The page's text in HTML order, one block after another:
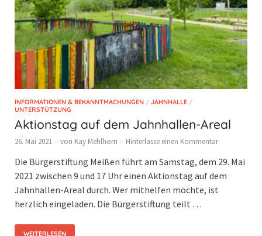
INFORMATIONEN & BEKANNTMACHUNGEN / JAHNHALLE /
UNTERSTÜTZUNG
Aktionstag auf dem Jahnhallen-Areal
26. Mai 2021 - von Kay Mehlhorn - Hinterlasse einen Kommentar
Die Bürgerstiftung Meißen führt am Samstag, dem 29. Mai
2021 zwischen 9 und 17 Uhr einen Aktionstag auf dem
Jahnhallen-Areal durch. Wer mithelfen möchte, ist
herzlich eingeladen. Die Bürgerstiftung teilt …
WEITERLESEN